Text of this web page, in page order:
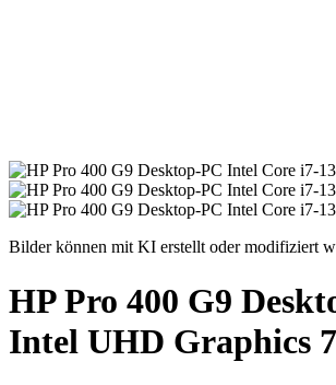
Bilder können mit KI erstellt oder modifiziert
HP Pro 400 G9
Intel UHD Graphics